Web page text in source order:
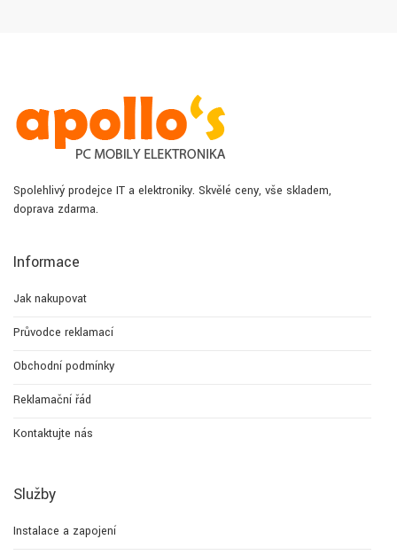
Spolehlivý prodejce IT a elektroniky. Skvělé ceny, vše skladem,
doprava zdarma.
Informace
Jak nakupovat
Průvodce reklamací
Obchodní podmínky
Reklamační řád
Kontaktujte nás
Služby
Instalace a zapojení